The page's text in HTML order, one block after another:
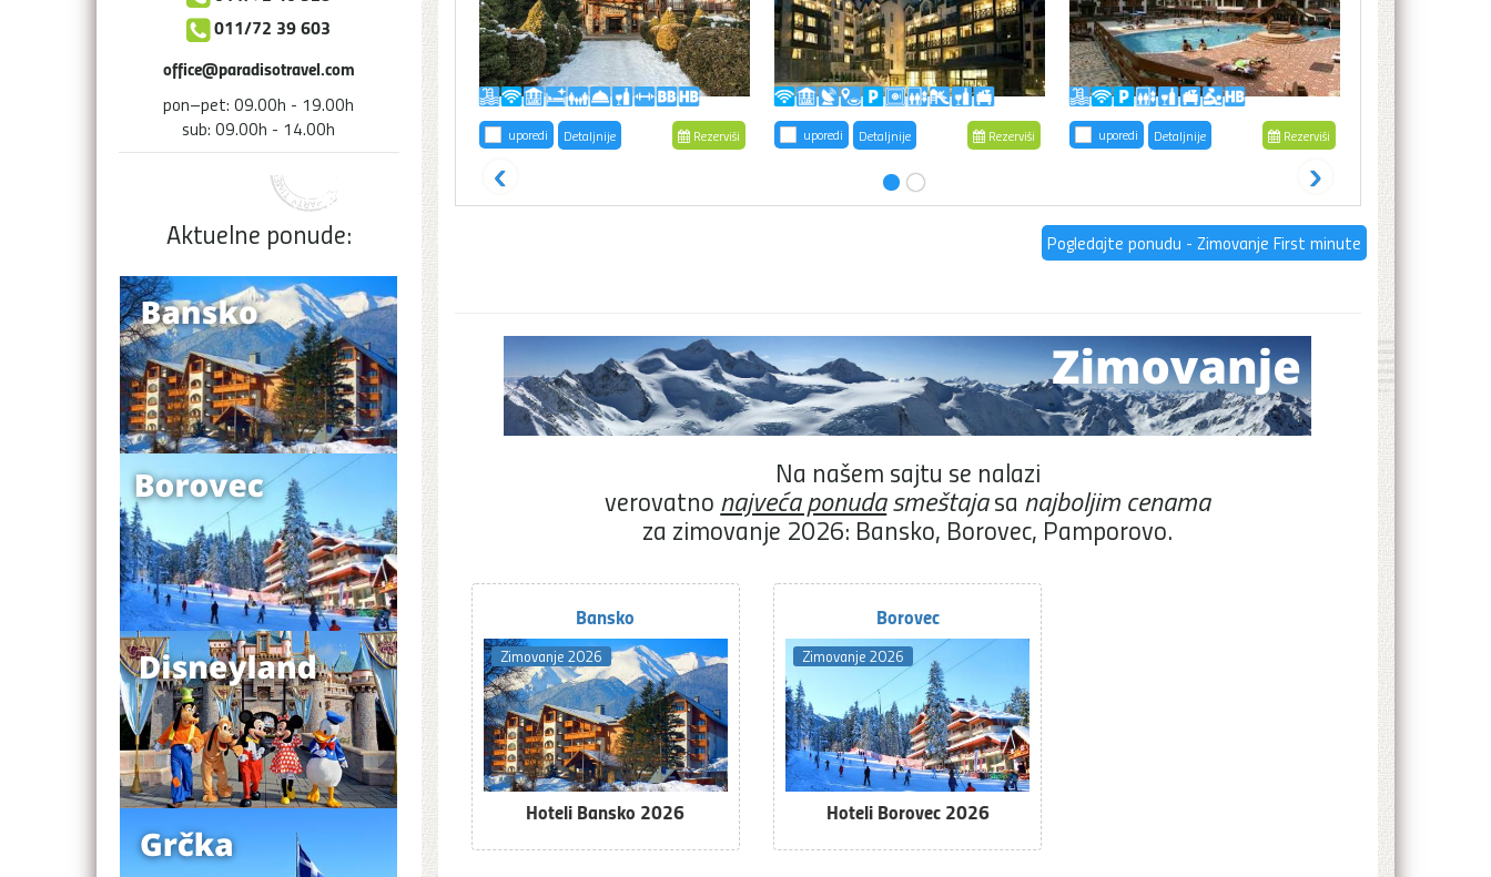
011/72 39 603
office@paradisotravel.com
pon–pet: 09.00h - 19.00h
sub: 09.00h - 14.00h
Aktuelne ponude:
uporedi Detaljnije Rezerviši uporedi Detaljnije Rezerviši uporedi Detaljnije Rezerviši uporedi
‹ ›
Pogledajte ponudu - Zimovanje First minute
Na našem sajtu se nalazi
verovatno najveća ponudasmeštajasa najboljim cenama
za zimovanje 2026: Bansko, Borovec, Pamporovo.
Bansko
Zimovanje 2026
Hoteli Bansko 2026
Borovec
Zimovanje 2026
Hoteli Borovec 2026